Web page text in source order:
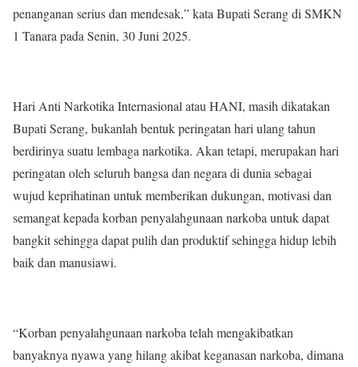
penanganan serius dan mendesak,” kata Bupati Serang di SMKN
1 Tanara pada Senin, 30 Juni 2025.
Hari Anti Narkotika Internasional atau HANI, masih dikatakan
Bupati Serang, bukanlah bentuk peringatan hari ulang tahun
berdirinya suatu lembaga narkotika. Akan tetapi, merupakan hari
peringatan oleh seluruh bangsa dan negara di dunia sebagai
wujud keprihatinan untuk memberikan dukungan, motivasi dan
semangat kepada korban penyalahgunaan narkoba untuk dapat
bangkit sehingga dapat pulih dan produktif sehingga hidup lebih
baik dan manusiawi.
“Korban penyalahgunaan narkoba telah mengakibatkan
banyaknya nyawa yang hilang akibat keganasan narkoba, dimana